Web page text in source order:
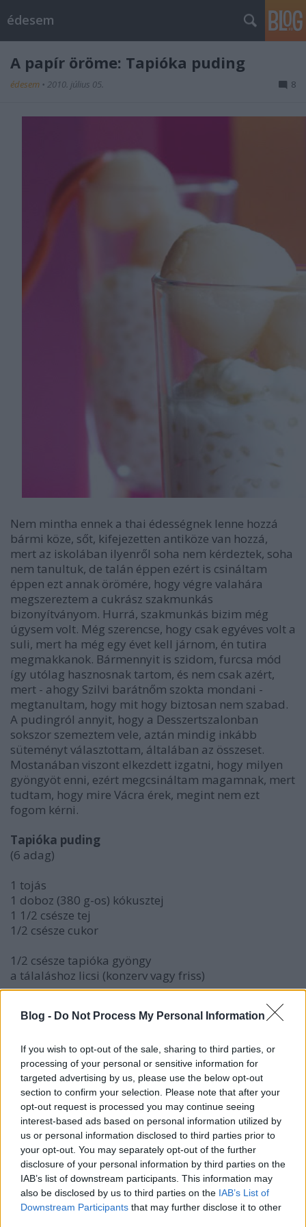
Blog - Do Not Process My Personal Information
If you wish to opt-out of the sale, sharing to third parties, or
processing of your personal or sensitive information for
targeted advertising by us, please use the below opt-out
section to confirm your selection. Please note that after your
opt-out request is processed you may continue seeing
interest-based ads based on personal information utilized by
us or personal information disclosed to third parties prior to
your opt-out. You may separately opt-out of the further
disclosure of your personal information by third parties on the
IAB’s list of downstream participants. This information may
also be disclosed by us to third parties on the IAB’s List of
Downstream Participants that may further disclose it to other
édesem
A papír öröme: Tapióka puding
édesem • 2010. július 05. 8
Nem mintha ennek a thai édességnek lenne hozzá
bármi köze, sőt, kifejezetten antiköze van hozzá,
mert az iskolában ilyenről soha nem kérdeztek, soha
nem tanultuk, de talán éppen ezért is csináltam
éppen ezt annak örömére, hogy végre valahára
megszereztem a cukrász szakmunkás
bizonyítványom. Hurrá, szakmunkás bizim még
úgysem volt. Még szerencse, hogy csak egyéves volt a
suli, mert ha még egy évet kell járnom, én tutira
megmakkanok. Bármennyit is szidom, furcsa mód
így utólag hasznosnak tartom, és nem csak azért,
mert - ahogy Szilvi barátnőm szokta mondani -
megtanultam, hogy mit hogy biztosan nem szabad.
A pudingról annyit, hogy a Desszertszalonban
sokszor szemeztem vele, aztán mindig inkább
süteményt választottam, általában az összeset.
Mostanában viszont elkezdett izgatni, hogy milyen
gyöngyöt enni, ezért megcsináltam magamnak, mert
tudtam, hogy mire Vácra érek, megint nem ezt
fogom kérni.
Tapióka puding
(6 adag)
1 tojás
1 doboz (380 g-os) kókusztej
1 1/2 csésze tej
1/2 csésze cukor
1/2 csésze tapióka gyöngy
a tálaláshoz licsi (konzerv vagy friss)
1. Egy lábosban keverd simára a tojást, öntsd rá a
kókusztejet, a tejet és a cukrot, keverd fel. Add hozzá
2. Közepes lángon forrald fel a keveréket,
folyamatosan keverve sűrítsd be kb. 10 perc alatt.
Lefedve hagyd kihűlni.
3. Én licsivel tálaltam, de biztosan jó lenne pirított
kókuszchips-szel, ananásszal és mangóval is.
Címkék:kókusz puding kezdőknek is vacsora vendégség